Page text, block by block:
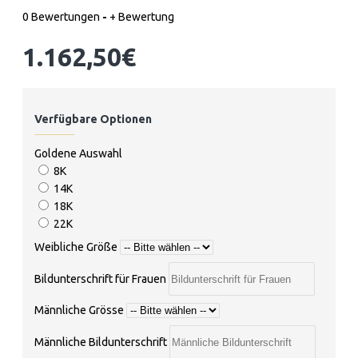
0 Bewertungen - + Bewertung
1.162,50€
Verfügbare Optionen
Goldene Auswahl
8K
14K
18K
22K
Weibliche Größe
Bildunterschrift für Frauen
Männliche Grösse
Männliche Bildunterschrift